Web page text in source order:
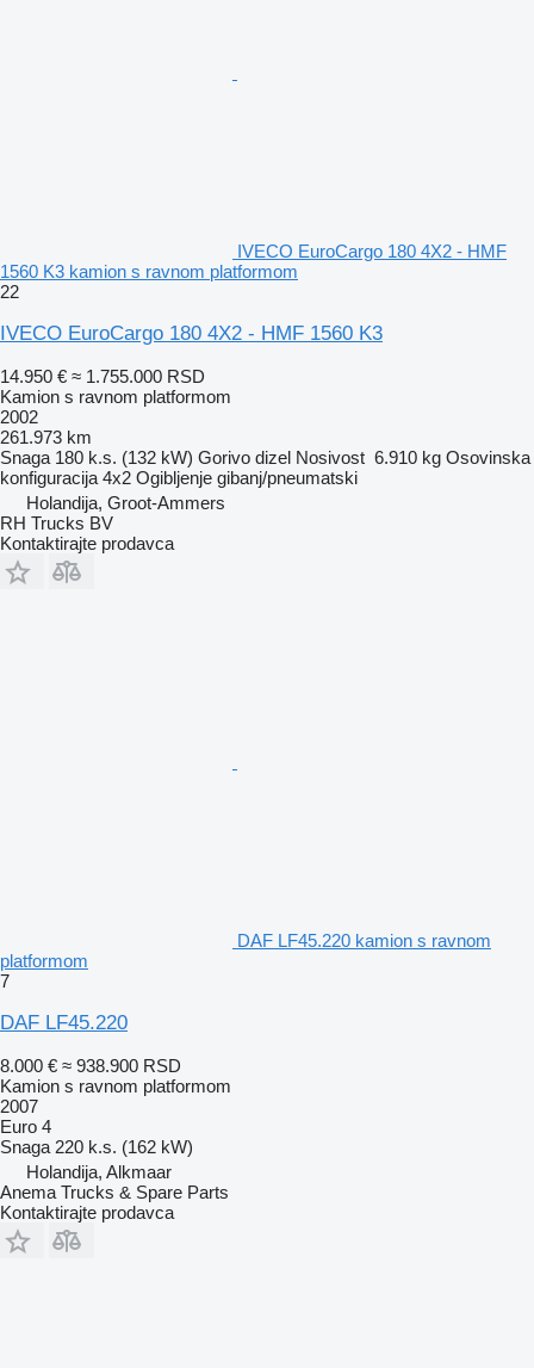
IVECO EuroCargo 180 4X2 - HMF
1560 K3 kamion s ravnom platformom
22
IVECO EuroCargo 180 4X2 - HMF 1560 K3
14.950 € ≈ 1.755.000 RSD
Kamion s ravnom platformom
2002
261.973 km
Snaga 180 k.s. (132 kW) Gorivo dizel Nosivost 6.910 kg Osovinska
konfiguracija 4x2 Ogibljenje gibanj/pneumatski
Holandija, Groot-Ammers
RH Trucks BV
Kontaktirajte prodavca
DAF LF45.220 kamion s ravnom
platformom
7
DAF LF45.220
8.000 € ≈ 938.900 RSD
Kamion s ravnom platformom
2007
Euro 4
Snaga 220 k.s. (162 kW)
Holandija, Alkmaar
Anema Trucks & Spare Parts
Kontaktirajte prodavca